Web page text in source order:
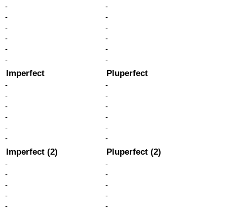
-
-
-
-
-
-
-
-
-
-
-
-
Imperfect
-
-
-
-
-
-
Pluperfect
-
-
-
-
-
-
Imperfect (2)
-
-
-
-
-
Pluperfect (2)
-
-
-
-
-